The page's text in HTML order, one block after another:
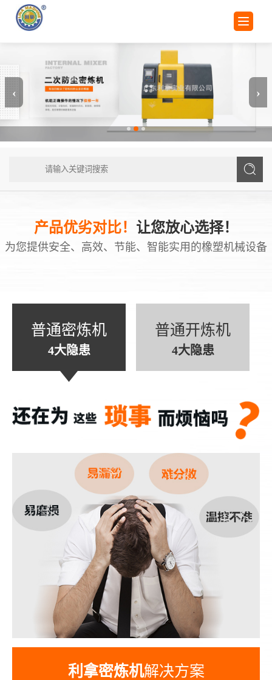
产品优劣对比！ 让您放心选择！
为您提供安全、高效、节能、智能实用的橡塑机械设备
普通密炼机
4大隐患
普通开炼机
4大隐患
利拿密炼机解决方案